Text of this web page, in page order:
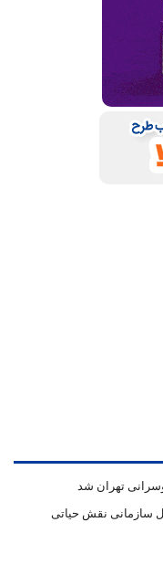
تهران شد
سازمانی نقش حیاتی